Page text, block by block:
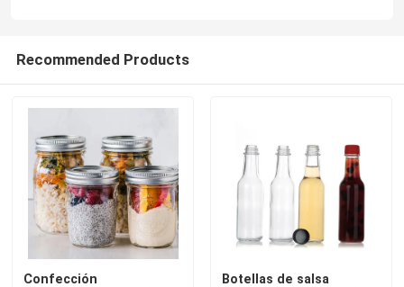
Recommended Products
Confección
Botellas de salsa